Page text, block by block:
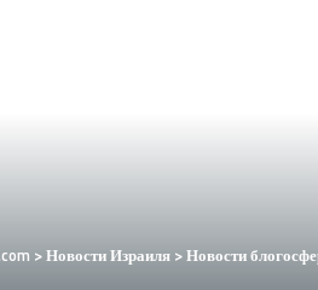
>Новости Израиля >Новости